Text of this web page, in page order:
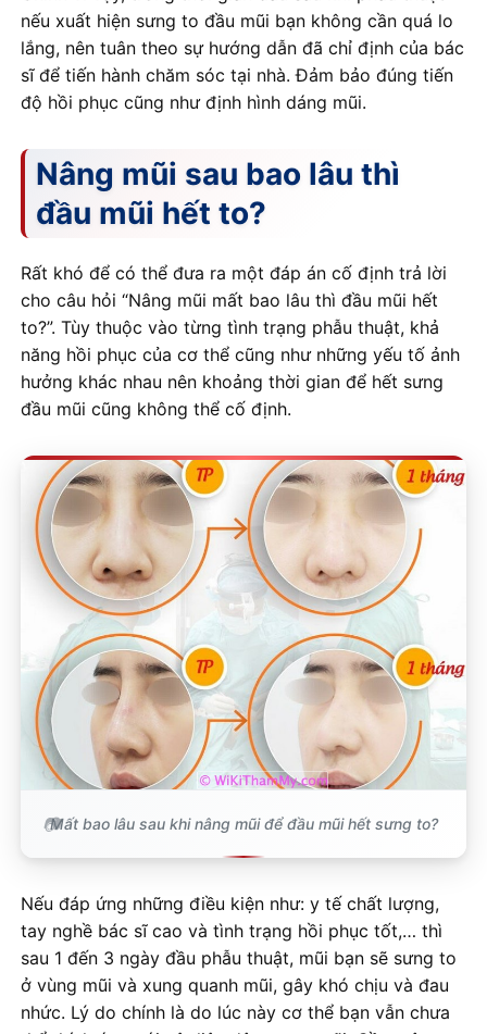
nếu xuất hiện sưng to đầu mũi bạn không cần quá lo
lắng, nên tuân theo sự hướng dẫn đã chỉ định của bác
sĩ để tiến hành chăm sóc tại nhà. Đảm bảo đúng tiến
độ hồi phục cũng như định hình dáng mũi.
Nâng mũi sau bao lâu thì
đầu mũi hết to?
Rất khó để có thể đưa ra một đáp án cố định trả lời
cho câu hỏi “Nâng mũi mất bao lâu thì đầu mũi hết
to?”. Tùy thuộc vào từng tình trạng phẫu thuật, khả
năng hồi phục của cơ thể cũng như những yếu tố ảnh
hưởng khác nhau nên khoảng thời gian để hết sưng
đầu mũi cũng không thể cố định.
Mất bao lâu sau khi nâng mũi để đầu mũi hết sưng to?
Nếu đáp ứng những điều kiện như: y tế chất lượng,
tay nghề bác sĩ cao và tình trạng hồi phục tốt,… thì
sau 1 đến 3 ngày đầu phẫu thuật, mũi bạn sẽ sưng to
ở vùng mũi và xung quanh mũi, gây khó chịu và đau
nhức. Lý do chính là do lúc này cơ thể bạn vẫn chưa